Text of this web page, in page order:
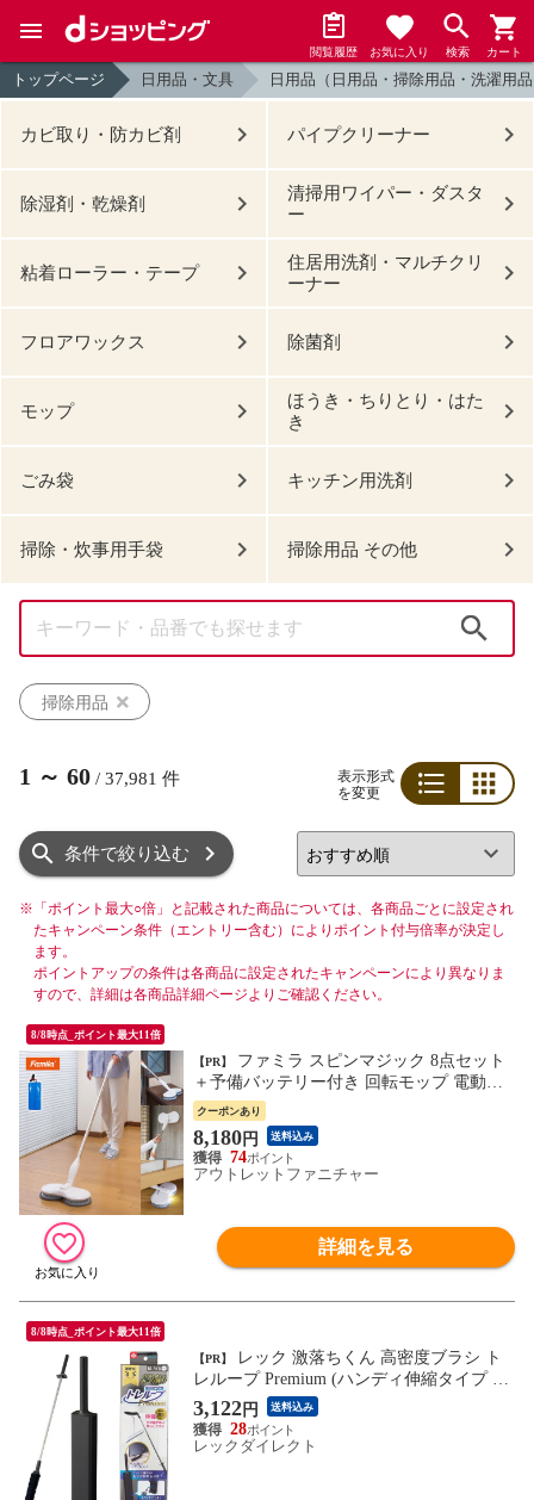
閲覧履歴 お気に入り 検索 カート
トップページ 日用品・文具 日用品（日用品・掃除用品・洗濯用
カビ取り・防カビ剤 パイプクリーナー
除湿剤・乾燥剤
清掃用ワイパー・ダスタ
ー
粘着ローラー・テープ
住居用洗剤・マルチクリ
ーナー
フロアワックス 除菌剤
モップ
ほうき・ちりとり・はた
き
ごみ袋 キッチン用洗剤
掃除・炊事用手袋 掃除用品 その他
掃除用品
1 ～ 60 / 37,981 件
表示形式
を変更
条件で絞り込む
※ 「ポイント最大○倍」と記載された商品については、各商品ごとに設定され
たキャンペーン条件（エントリー含む）によりポイント付与倍率が決定し
ます。
ポイントアップの条件は各商品に設定されたキャンペーンにより異なりま
すので、詳細は各商品詳細ページよりご確認ください。
8/8時点_ポイント最大11倍
【PR】
＋予備バッテリー付き 回転モップ 電動モ
ップ 回転モップクリーナー 床掃除 水拭き
高速回転 モップ 充電式 コードレス スティ
ック型
クーポンあり
8,180円 送料込み
74
アウトレットファニチャー
詳細を見る
8/8時点_ポイント最大11倍
【PR】
レループ Premium (ハンディ伸縮タイプ ・
ブラック) 最長約93cm くり返し使える ホ
コリ取り/ケースに通すとモップがキレイ
に/スライドケースでホコリをまとめて捨て
3,122円 送料込み
28
レックダイレクト